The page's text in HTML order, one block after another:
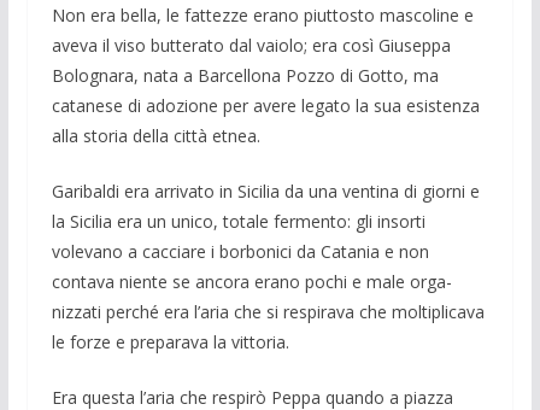
Non era bella, le fattezze erano piutto­sto mascoline e
aveva il viso butterato dal vaiolo; era così Giuseppa
Bolognara, nata a Barcellona Pozzo di Gotto, ma
catanese di adozione per avere legato la sua esi­stenza
alla storia della città etnea.
Garibaldi era arrivato in Sicilia da una ventina di giorni e
la Sicilia era un unico, totale fermento: gli insorti
volevano a cac­ciare i borbonici da Catania e non
contava niente se ancora erano pochi e male orga­
nizzati perché era l’aria che si respirava che moltiplicava
le forze e preparava la vittoria.
Era questa l’aria che respirò Peppa quando a piazza